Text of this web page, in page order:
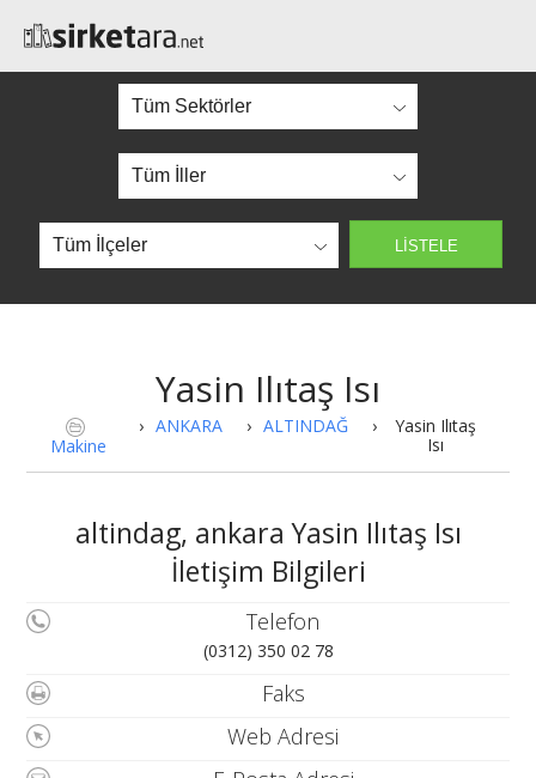
Yasin Ilıtaş Isı
Makine
› ANKARA › ALTINDAĞ ›
Yasin Ilıtaş
Isı
altindag, ankara Yasin Ilıtaş Isı
İletişim Bilgileri
Telefon
(0312) 350 02 78
Faks
Web Adresi